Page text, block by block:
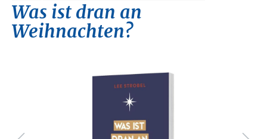
Was ist dran an
Weihnachten?
Bildergalerie überspringen